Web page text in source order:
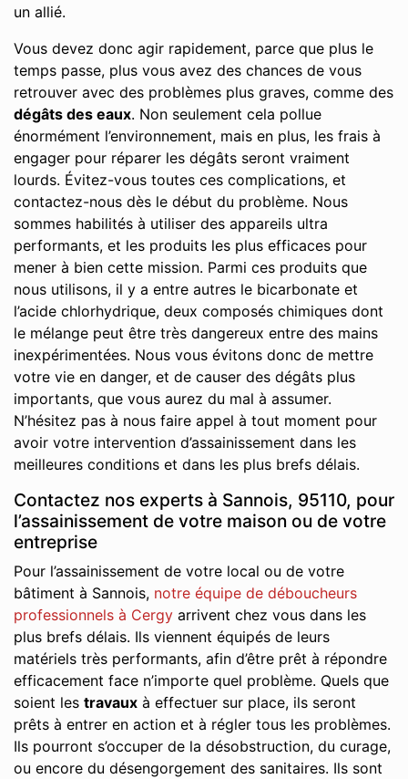
un allié.
Vous devez donc agir rapidement, parce que plus le
temps passe, plus vous avez des chances de vous
retrouver avec des problèmes plus graves, comme des
dégâts des eaux. Non seulement cela pollue
énormément l’environnement, mais en plus, les frais à
engager pour réparer les dégâts seront vraiment
lourds. Évitez-vous toutes ces complications, et
contactez-nous dès le début du problème. Nous
sommes habilités à utiliser des appareils ultra
performants, et les produits les plus efficaces pour
mener à bien cette mission. Parmi ces produits que
nous utilisons, il y a entre autres le bicarbonate et
l’acide chlorhydrique, deux composés chimiques dont
le mélange peut être très dangereux entre des mains
inexpérimentées. Nous vous évitons donc de mettre
votre vie en danger, et de causer des dégâts plus
importants, que vous aurez du mal à assumer.
N’hésitez pas à nous faire appel à tout moment pour
avoir votre intervention d’assainissement dans les
meilleures conditions et dans les plus brefs délais.
Contactez nos experts à Sannois, 95110, pour
l’assainissement de votre maison ou de votre
entreprise
Pour l’assainissement de votre local ou de votre
bâtiment à Sannois, notre équipe de déboucheurs
professionnels à Cergy arrivent chez vous dans les
plus brefs délais. Ils viennent équipés de leurs
matériels très performants, afin d’être prêt à répondre
efficacement face n’importe quel problème. Quels que
soient les travaux à effectuer sur place, ils seront
prêts à entrer en action et à régler tous les problèmes.
Ils pourront s’occuper de la désobstruction, du curage,
ou encore du désengorgement des sanitaires. Ils sont